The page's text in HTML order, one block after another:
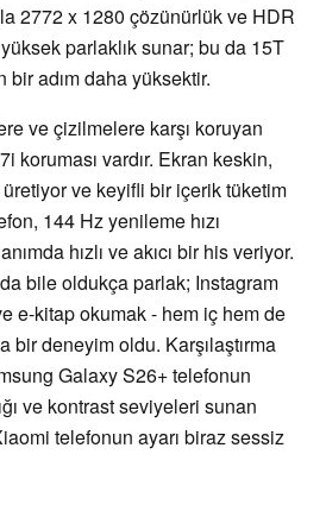
2772 x 1280 çözünürlük ve HDR
parlaklık sunar; bu da 15T
adım daha yüksektir.
ve çizilmelere karşı koruyan
koruması vardır. Ekran keskin,
ve keyifli bir içerik tüketim
144 Hz yenileme hızı
hızlı ve akıcı bir his veriyor.
bile oldukça parlak; Instagram
e-kitap okumak - hem iç hem de
bir deneyim oldu. Karşılaştırma
Galaxy S26+ telefonun
ve kontrast seviyeleri sunan
telefonun ayarı biraz sessiz